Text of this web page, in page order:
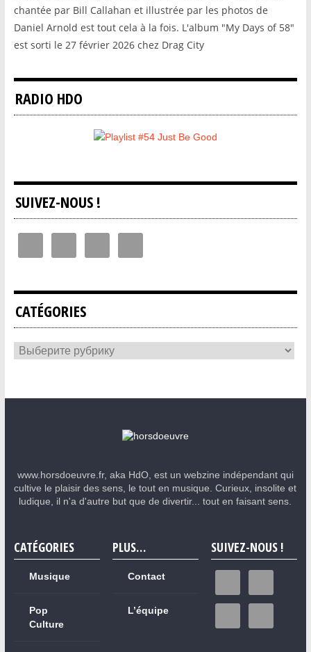
chantée par Bill Callahan et illustrée par les photos de
Daniel Arnold est tout cela à la fois. L'album "My Days of 58"
est sorti le 27 février 2026 chez Drag City
RADIO HDO
SUIVEZ-NOUS !
CATÉGORIES
www.horsdoeuvre.fr, aka HdO, est un webzine indépendant qui
cultive le plaisir des sens, le tout en musique. Curieux, insolite et
ludique, il n'a d'autre but que de divertir... tout en faisant sens.
CATÉGORIES
Musique
Pop
Culture
PLUS…
Contact
L’équipe
SUIVEZ-NOUS !